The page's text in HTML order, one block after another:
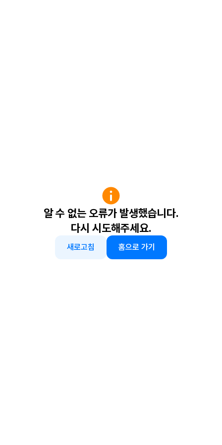
알 수 없는 오류가 발생했습니다.
다시 시도해주세요.
새로고침 홈으로 가기